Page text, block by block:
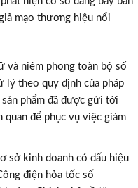
mạo thương hiệu nổi
và niêm phong toàn bộ số
lý theo quy định của pháp
phẩm đã được gửi tới
quan để phục vụ việc giám
sở kinh doanh có dấu hiệu
điện hỏa tốc số